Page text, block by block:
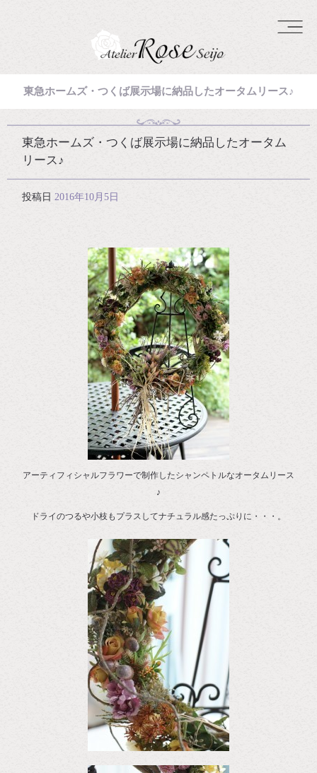
東急ホームズ・つくば展示場に納品したオータムリース♪
東急ホームズ・つくば展示場に納品したオータム
リース♪
投稿日 2016年10月5日
アーティフィシャルフラワーで制作したシャンペトルなオータムリース
♪
ドライのつるや小枝もプラスしてナチュラル感たっぷりに・・・。